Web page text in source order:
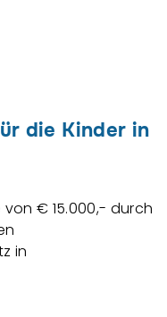
die Kinder in
€ 15.000,- durch
in